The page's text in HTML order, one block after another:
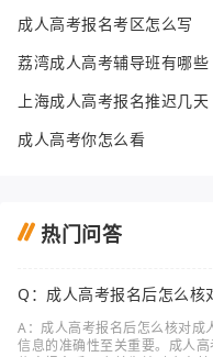
成人高考报名考区怎么写
荔湾成人高考辅导班有哪些
上海成人高考报名推迟几天
成人高考你怎么看
热门问答
Q：成人高考报名后怎么核
A：成人高考报名后怎么核对成
信息的准确性至关重要。成人